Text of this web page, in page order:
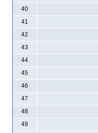
40
41
42
43
44
45
46
47
48
49